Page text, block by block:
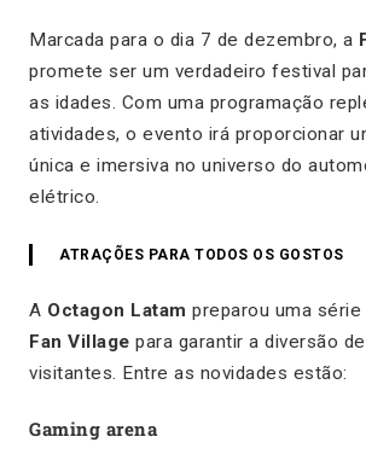
Marcada para o dia 7 de dezembro, a
promete ser um verdadeiro festival
as idades. Com uma programação
atividades, o evento irá proporcionar
única e imersiva no universo do
elétrico.
ATRAÇÕES PARA TODOS OS GOSTOS
A Octagon Latam preparou uma
Fan Village para garantir a diversão
visitantes. Entre as novidades estão:
Gaming arena